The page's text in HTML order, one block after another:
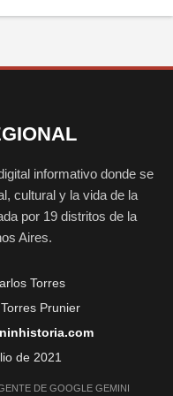
informativo donde se
cultural y la vida de la
por 19 distritos de la
Aires.
Torres
Prunier
de 2021
DE GOOGLE GEMINI